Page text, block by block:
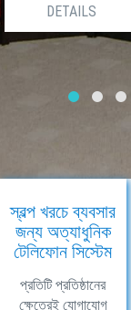
DETAILS
স্বল্প খরচে ব্যবসার
জন্য অত্যাধুনিক
টেলিফোন সিস্টেম
প্রতিটি প্রতিষ্ঠানের
ক্ষেত্রেই যোগাযোগ